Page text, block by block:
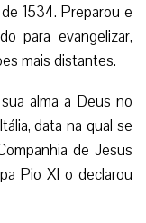
1534. Preparou e
para evangelizar,
mais distantes.
alma a Deus no
data na qual se
de Jesus
Pio XI o declarou